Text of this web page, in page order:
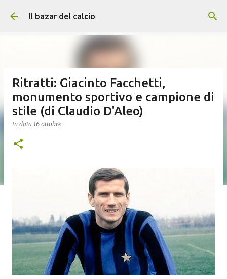
Passa ai contenuti principali
Il bazar del calcio
Ritratti: Giacinto Facchetti,
monumento sportivo e campione di
stile (di Claudio D'Aleo)
in data 16 ottobre